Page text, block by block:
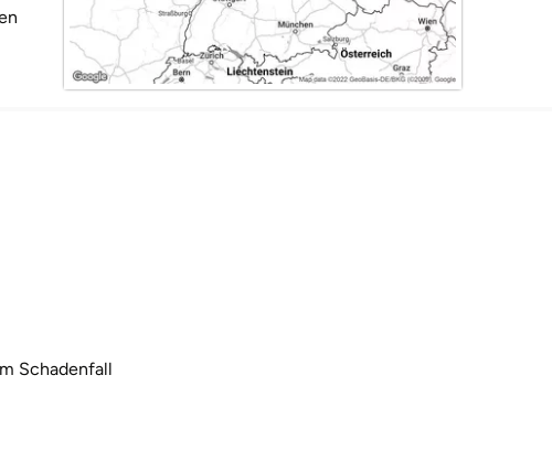
Schadenfall